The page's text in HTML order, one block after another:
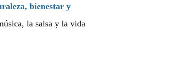
bienestar y
la salsa y la vida